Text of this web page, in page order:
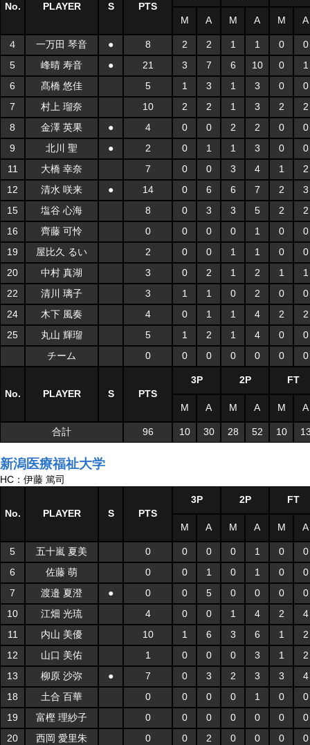
No. PLAYER S PTS
M A M A M A
４ 一万田 琴音 ● 8 2 2 1 1 0
0
5
峰晴 寿音 ● 21 3 7 6 10 0
1
6
髙橋 悠佳 5 1 3 1 3 0
0
7
村上 瑠奈 10 2 2 1 3 2
2
8
金澤 英果 ● 4 0 0 2 2 0
0
9
北川 聖 ● 2 0 1 1 3 0
0
11
大橋 幸奈 7 0 0 3 4 1
2
12
清水 咲来 ● 14 0 6 6 7 2
3
15
塩谷 心海 8 0 3 3 5 2
2
16
齊藤 可怜 0 0 0 0 1 0
0
19
屋比久 るい 2 0 0 1 1 0
0
20
中村 真湖 3 0 2 1 2 1
1
22
清川 璃子 3 1 1 0 2 0
0
24
木下 風奏 4 0 1 1 4 2
2
25
丸山 輝瑠 5 1 2 1 4 0
0
チーム
0 0 0 0 0 0 0
No. PLAYER S PTS
3P 2P FT
M A M A M A
合計 96 10 30 28 52 10
新潟医療福祉大学
HC：伊藤 篤司
No. PLAYER S PTS
3P 2P FT
M A M A M A
5 五十嵐 夏美 0 0 0 0 1 0
0
6
佐藤 萌 0 0 1 0 1 0
0
7
渡邉 夏澄 ● 0 0 5 0 0 0
0
10
江畑 光琉 4 0 0 1 4 2
4
11
内山 美優 10 1 6 3 6 1
2
12
山口 美佑 1 0 0 0 3 1
2
13
柳原 沙弥 ● 7 0 3 2 3 3
4
18
土合 百華 0 0 0 0 1 0
0
19
富樫 理紗子 0 0 0 0 0 0
0
20
西岡 愛里朱 0 0 2 0 0 0
0